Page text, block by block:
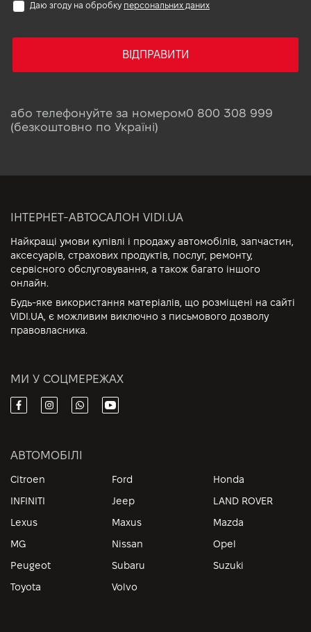
Даю згоду на обробку персональних даних
ВІДПРАВИТИ
або телефонуйте за номером0 800 308 999
(безкоштовно по Україні)
ІНТЕРНЕТ-АВТОСАЛОН VIDI.UA
Найкращі умови купівлі і продажу автомобілів, запчастин,
аксесуарів, страхових продуктів, послуг, ремонту,
сервісного обслуговування, а також багато іншого
онлайн.
Будь-яке використання матеріалів, що розміщені на сайті
VIDI.UA, є можливим виключно з письмового дозволу
правовласника.
МИ У СОЦМЕРЕЖАХ
АВТОМОБІЛІ
Citroen Ford
Honda
INFINITI
Jeep
LAND ROVER
Lexus
Maxus
Mazda
MG
Nissan
Opel
Peugeot
Subaru
Suzuki
Toyota
Volvo